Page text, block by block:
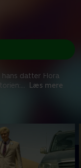
datter Flora
... Læs mere